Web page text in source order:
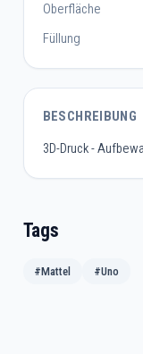
Oberfläche
Füllung
BESCHREIBUNG
3D-Druck -
Tags
#Mattel #Uno